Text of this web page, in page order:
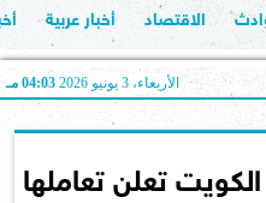
الاقتصاد أخبار عربية
الأربعاء، 3 يونيو 2026 04:03 مـ
تعلن تعاملها